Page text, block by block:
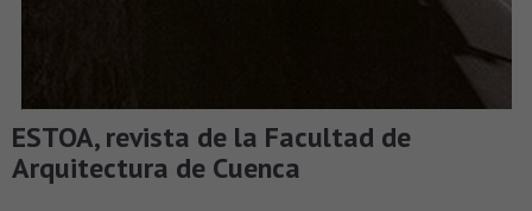
ESTOA, revista de la Facultad de
Arquitectura de Cuenca